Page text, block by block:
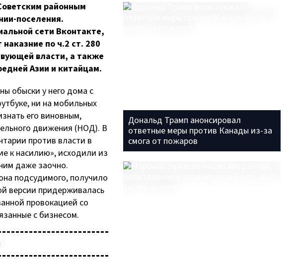
районным
поселения.
сети Вконтакте,
по ч.2 ст. 280
власти, а также
Азии и китайцам.
обыски у него дома с
ни на мобильных
его виновным,
движения (НОД). В
против власти в
к насилию», исходили из
даже заочно.
подсудимого, получило
версии придерживалась
провокацией со
с бизнесом.
Дональд Трамп анонсировал
ответные меры против Канады из-за
смога от пожаров